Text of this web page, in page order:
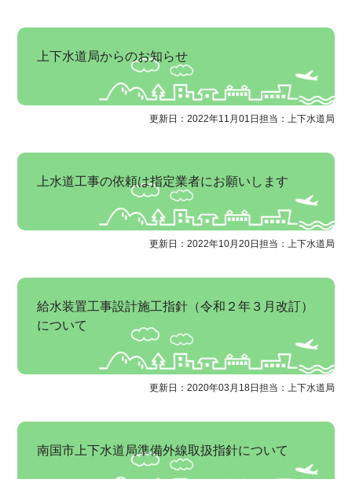
上下水道局からのお知らせ
更新日：2022年11月01日 担当：上下水道局
上水道工事の依頼は指定業者にお願いします
更新日：2022年10月20日 担当：上下水道局
給水装置工事設計施工指針（令和２年３月改訂）
について
更新日：2020年03月18日 担当：上下水道局
南国市上下水道局準備外線取扱指針について